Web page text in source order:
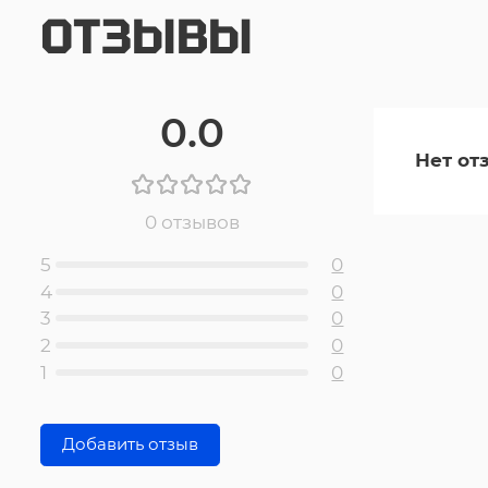
ОТЗЫВЫ
0.0
0 отзывов
5
0
4
0
3
0
2
0
1
0
Добавить отзыв
Нет